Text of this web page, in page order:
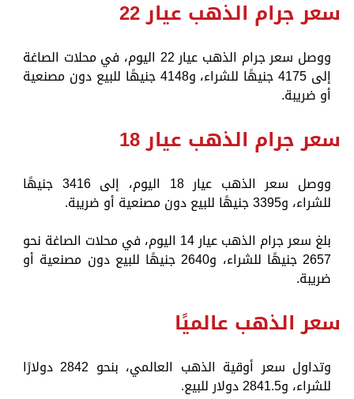
سعر جرام الذهب عيار 22
ووصل سعر جرام الذهب عيار 22 اليوم، في محلات الصاغة
إلى 4175 جنيهًا للشراء، و4148 جنيهًا للبيع دون مصنعية
أو ضريبة.
سعر جرام الذهب عيار 18
ووصل سعر الذهب عيار 18 اليوم، إلى 3416 جنيهًا
للشراء، و3395 جنيهًا للبيع دون مصنعية أو ضريبة.
بلغ سعر جرام الذهب عيار 14 اليوم، في محلات الصاغة نحو
2657 جنيهًا للشراء، و2640 جنيهًا للبيع دون مصنعية أو
ضريبة.
سعر الذهب عالميًا
وتداول سعر أوقية الذهب العالمي، بنحو 2842 دولارًا
للشراء، و2841.5 دولار للبيع.